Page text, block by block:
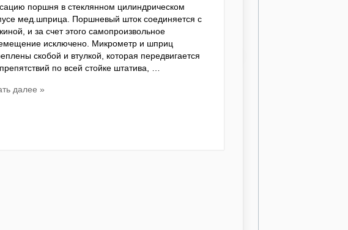
поршня в стеклянном цилиндрическом
мед.шприца. Поршневый шток соединяется с
и за счет этого самопроизвольное
исключено. Микрометр и шприц
скобой и втулкой, которая передвигается
по всей стойке штатива, …
далее »